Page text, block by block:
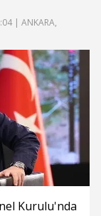
| ANKARA,
Kurulu'nda